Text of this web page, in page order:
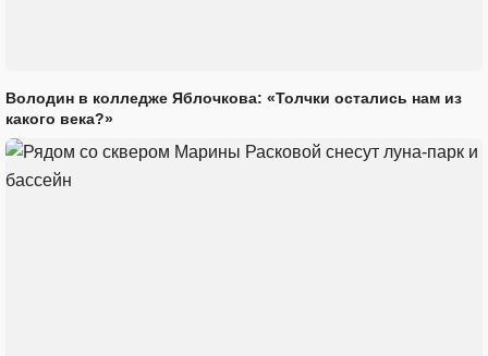
Володин в колледже Яблочкова: «Толчки остались нам из
какого века?»